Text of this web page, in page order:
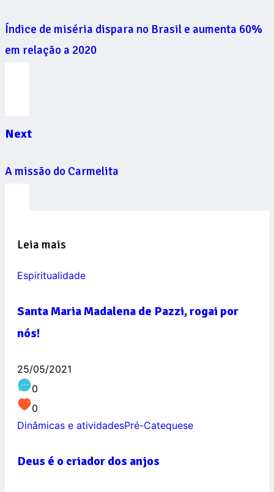
Índice de miséria dispara no Brasil e aumenta 60%
em relação a 2020
Next
A missão do Carmelita
Leia mais
Espiritualidade
Santa Maria Madalena de Pazzi, rogai por
nós!
25/05/2021
0
0
Dinâmicas e atividadesPré-Catequese
Deus é o criador dos anjos